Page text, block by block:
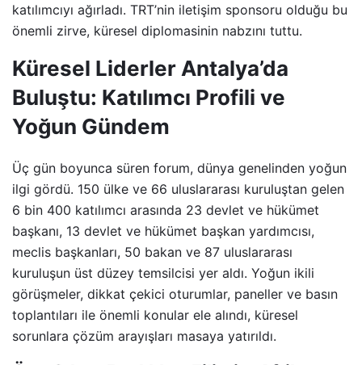
katılımcıyı ağırladı. TRT’nin iletişim sponsoru olduğu bu
önemli zirve, küresel diplomasinin nabzını tuttu.
Küresel Liderler Antalya’da
Buluştu: Katılımcı Profili ve
Yoğun Gündem
Üç gün boyunca süren forum, dünya genelinden yoğun
ilgi gördü. 150 ülke ve 66 uluslararası kuruluştan gelen
6 bin 400 katılımcı arasında 23 devlet ve hükümet
başkanı, 13 devlet ve hükümet başkan yardımcısı,
meclis başkanları, 50 bakan ve 87 uluslararası
kuruluşun üst düzey temsilcisi yer aldı. Yoğun ikili
görüşmeler, dikkat çekici oturumlar, paneller ve basın
toplantıları ile önemli konular ele alındı, küresel
sorunlara çözüm arayışları masaya yatırıldı.